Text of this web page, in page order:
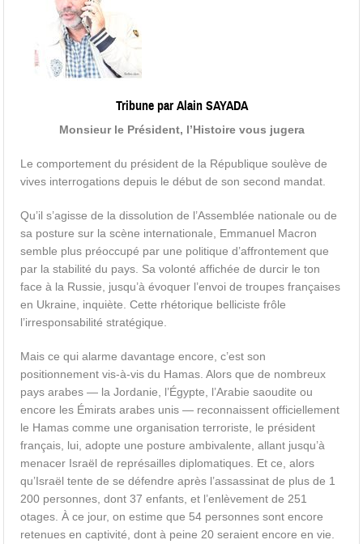
Tribune par Alain SAYADA
Monsieur le Président, l’Histoire vous jugera
Le comportement du président de la République soulève de
vives interrogations depuis le début de son second mandat.
Qu’il s’agisse de la dissolution de l’Assemblée nationale ou de
sa posture sur la scène internationale, Emmanuel Macron
semble plus préoccupé par une politique d’affrontement que
par la stabilité du pays. Sa volonté affichée de durcir le ton
face à la Russie, jusqu’à évoquer l’envoi de troupes françaises
en Ukraine, inquiète. Cette rhétorique belliciste frôle
l’irresponsabilité stratégique.
Mais ce qui alarme davantage encore, c’est son
positionnement vis-à-vis du Hamas. Alors que de nombreux
pays arabes — la Jordanie, l’Égypte, l’Arabie saoudite ou
encore les Émirats arabes unis — reconnaissent officiellement
le Hamas comme une organisation terroriste, le président
français, lui, adopte une posture ambivalente, allant jusqu’à
menacer Israël de représailles diplomatiques. Et ce, alors
qu’Israël tente de se défendre après l’assassinat de plus de 1
200 personnes, dont 37 enfants, et l’enlèvement de 251
otages. À ce jour, on estime que 54 personnes sont encore
retenues en captivité, dont à peine 20 seraient encore en vie.